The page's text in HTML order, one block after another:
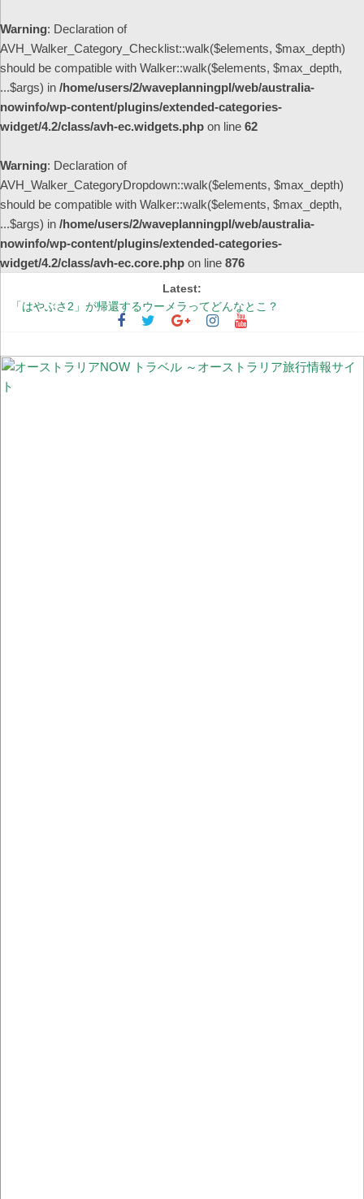
Warning: Declaration of
AVH_Walker_Category_Checklist::walk($elements, $max_depth)
should be compatible with Walker::walk($elements, $max_depth,
...$args) in /home/users/2/waveplanningpl/web/australia-
nowinfo/wp-content/plugins/extended-categories-
widget/4.2/class/avh-ec.widgets.php on line 62
Warning: Declaration of
AVH_Walker_CategoryDropdown::walk($elements, $max_depth)
should be compatible with Walker::walk($elements, $max_depth,
...$args) in /home/users/2/waveplanningpl/web/australia-
nowinfo/wp-content/plugins/extended-categories-
widget/4.2/class/avh-ec.core.php on line 876
Latest:
「はやぶさ2」が帰還するウーメラってどんなとこ？
シドニーの街中が幻想的な紫色に染まる季節 ～ジャカランダ物語
オーストラリアの非接触型買い物事情 ～レジでの会計不要！完全